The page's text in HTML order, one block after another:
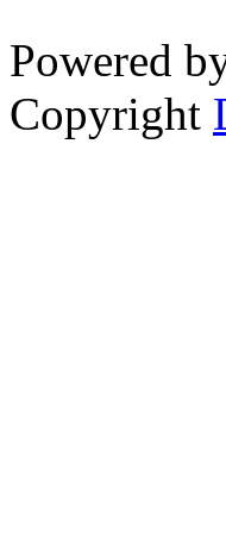
Powered
Copyright